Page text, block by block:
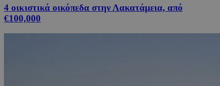
4 οικιστικά οικόπεδα στην Λακατάμεια, από
€100,000